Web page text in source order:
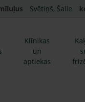
Svētiņš, Šalle
Klīnikas
un
aptiekas